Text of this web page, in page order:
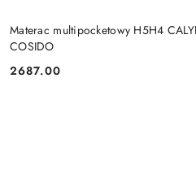
Materac multipocketowy H5H4
COSIDO
Cena:
2687.00